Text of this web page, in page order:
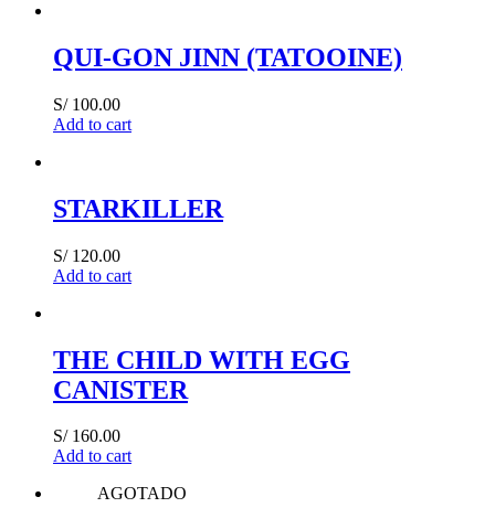
QUI-GON JINN (TATOOINE)
S/100.00
Add to cart
STARKILLER
S/120.00
Add to cart
THE CHILD WITH EGG
CANISTER
S/160.00
Add to cart
AGOTADO